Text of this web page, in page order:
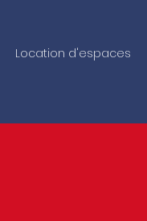
Location d'espaces